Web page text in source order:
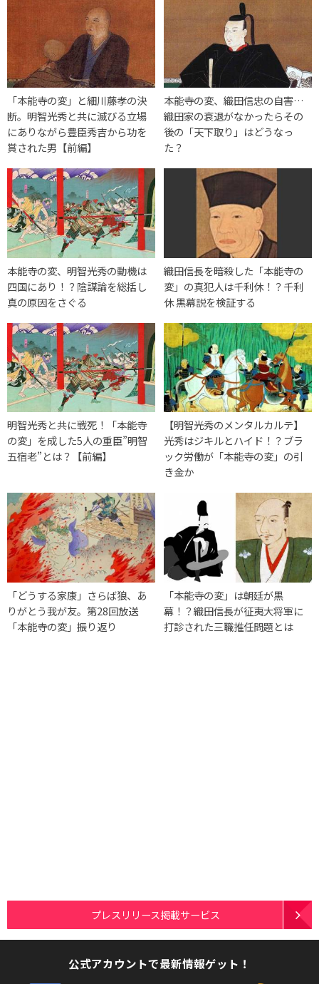
「本能寺の変」と細川藤孝の決
断。明智光秀と共に滅びる立場
にありながら豊臣秀吉から功を
賞された男【前編】
本能寺の変、織田信忠の自害…
織田家の衰退がなかったらその
後の「天下取り」はどうなっ
た？
本能寺の変、明智光秀の動機は
四国にあり！？陰謀論を総括し
真の原因をさぐる
織田信長を暗殺した「本能寺の
変」の真犯人は千利休！？千利
休 黒幕説を検証する
明智光秀と共に戦死！「本能寺
の変」を成した5人の重臣”明智
五宿老”とは？【前編】
【明智光秀のメンタルカルテ】
光秀はジキルとハイド！？ブラ
ック労働が「本能寺の変」の引
き金か
「どうする家康」さらば狼、あ
りがとう我が友。第28回放送
「本能寺の変」振り返り
「本能寺の変」は朝廷が黒
幕！？織田信長が征夷大将軍に
打診された三職推任問題とは
プレスリリース掲載サービス
公式アカウントで最新情報ゲット！